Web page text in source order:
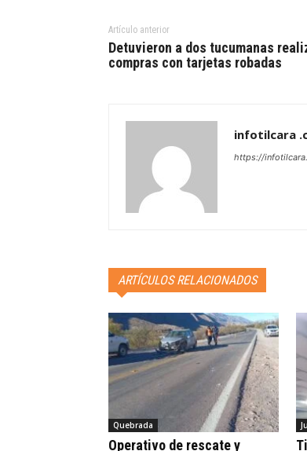
Artículo anterior
Detuvieron a dos tucumanas
compras con tarjetas robadas
infotilcara
https://
ARTÍCULOS RELACIONADOS
Quebrada
Operativo de rescate y